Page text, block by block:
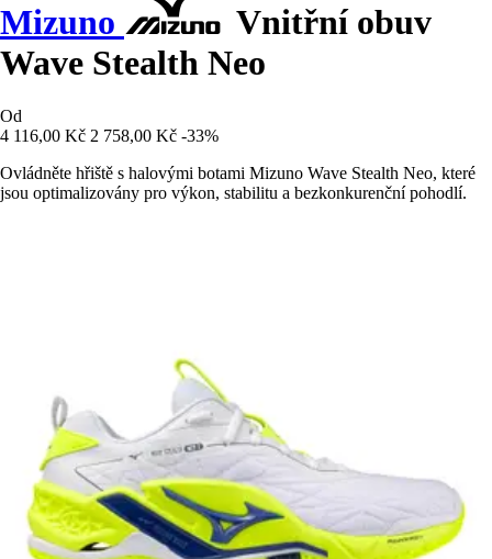
Mizuno
Vnitřní obuv
Wave Stealth Neo
Od
4 116,00 Kč 2 758,00 Kč -33%
Ovládněte hřiště s halovými botami Mizuno Wave Stealth Neo, které
jsou optimalizovány pro výkon, stabilitu a bezkonkurenční pohodlí.